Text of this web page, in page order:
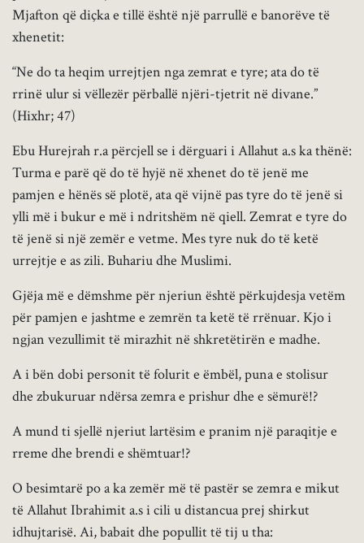
Mjafton që diçka e tillë është një parrullë e banorëve të
xhenetit:
“Ne do ta heqim urrejtjen nga zemrat e tyre; ata do të
rrinë ulur si vëllezër përballë njëri-tjetrit në divane.”
(Hixhr; 47)
Ebu Hurejrah r.a përcjell se i dërguari i Allahut a.s ka thënë:
Turma e parë që do të hyjë në xhenet do të jenë me
pamjen e hënës së plotë, ata që vijnë pas tyre do të jenë si
ylli më i bukur e më i ndritshëm në qiell. Zemrat e tyre do
të jenë si një zemër e vetme. Mes tyre nuk do të ketë
urrejtje e as zili. Buhariu dhe Muslimi.
Gjëja më e dëmshme për njeriun është përkujdesja vetëm
për pamjen e jashtme e zemrën ta ketë të rrënuar. Kjo i
ngjan vezullimit të mirazhit në shkretëtirën e madhe.
A i bën dobi personit të folurit e ëmbël, puna e stolisur
dhe zbukuruar ndërsa zemra e prishur dhe e sëmurë!?
A mund ti sjellë njeriut lartësim e pranim një paraqitje e
rreme dhe brendi e shëmtuar!?
O besimtarë po a ka zemër më të pastër se zemra e mikut
të Allahut Ibrahimit a.s i cili u distancua prej shirkut
idhujtarisë. Ai, babait dhe popullit të tij u tha: